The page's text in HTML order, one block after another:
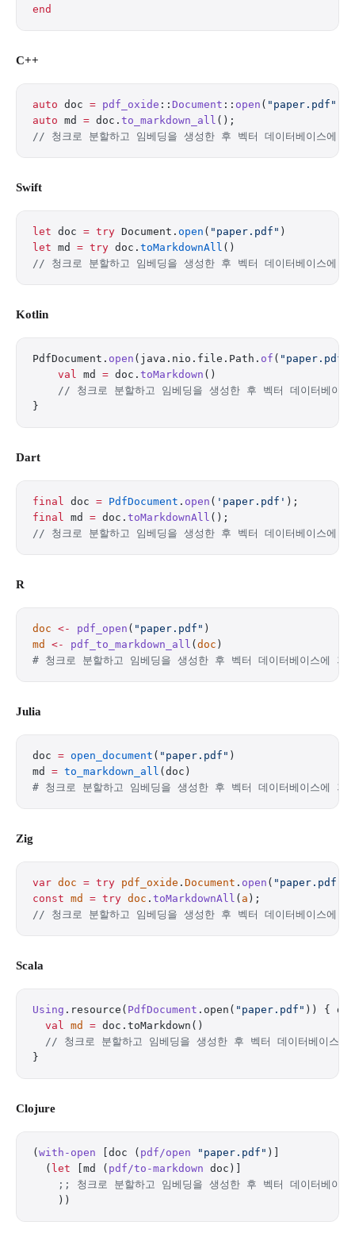
end
C++
auto doc = pdf_oxide :: Document :: open ( "paper.pdf"
auto md = doc. to_markdown_all ();
// 청크로 분할하고 임베딩을 생성한 후 벡터 데이터베이스에 저
Swift
let doc = try Document. open ( "paper.pdf" )
let md = try doc. toMarkdownAll ()
// 청크로 분할하고 임베딩을 생성한 후 벡터 데이터베이스에 저
Kotlin
PdfDocument. open (java.nio.file.Path. of ( "paper.pdf"
    val
md = doc. toMarkdown ()
// 청크로 분할하고 임베딩을 생성한 후 벡터 데이터베이스
}
Dart
final doc = PdfDocument . open ( 'paper.pdf' );
final md = doc. toMarkdownAll ();
// 청크로 분할하고 임베딩을 생성한 후 벡터 데이터베이스에 저
R
doc <- pdf_open ( "paper.pdf" )
md
<- pdf_to_markdown_all ( doc )
# 청크로 분할하고 임베딩을 생성한 후 벡터 데이터베이스에 저
Julia
doc = open_document ( "paper.pdf" )
md = to_markdown_all (doc)
# 청크로 분할하고 임베딩을 생성한 후 벡터 데이터베이스에 저
Zig
var doc = try pdf_oxide . Document . open ( "paper.pdf"
const md = try doc . toMarkdownAll ( a );
// 청크로 분할하고 임베딩을 생성한 후 벡터 데이터베이스에 저
Scala
Using .resource( PdfDocument .open( "paper.pdf" )) {
  val
md = doc.toMarkdown()
// 청크로 분할하고 임베딩을 생성한 후 벡터 데이터베이스에
}
Clojure
( with-open [doc ( pdf/open "paper.pdf" )]
  (
let [md ( pdf/to-markdown doc)]
;; 청크로 분할하고 임베딩을 생성한 후 벡터 데이터베이스
    ))